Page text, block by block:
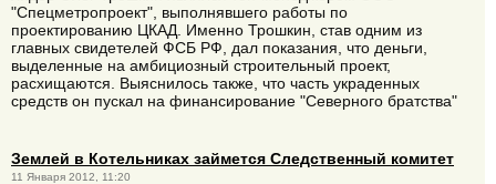
"Спецметропроект", выполнявшего работы по
проектированию ЦКАД. Именно Трошкин, став одним из
главных свидетелей ФСБ РФ, дал показания, что деньги,
выделенные на амбициозный строительный проект,
расхищаются. Выяснилось также, что часть украденных
средств он пускал на финансирование "Северного братства"
Землей в Котельниках займется Следственный комитет
11 Января 2012, 11:20